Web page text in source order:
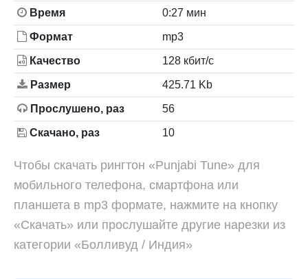
Время 0:27 мин
Формат mp3
Качество 128 кбит/с
Размер 425.71 Kb
Прослушено, раз 56
Скачано, раз 10
Чтобы скачать рингтон «Punjabi Tune» для
мобильного телефона, смартфона или
планшета в mp3 формате, нажмите на кнопку
«Скачать» или прослушайте другие нарезки из
категории «Болливуд / Индия»